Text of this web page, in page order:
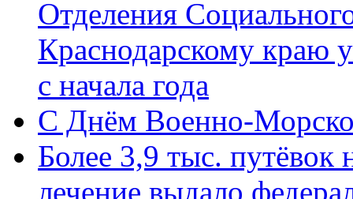
Отделения
Краснодарскому краю
с начала года
C Днём Военно-
Более 3,9 тыс. путёвок
лечение выдало